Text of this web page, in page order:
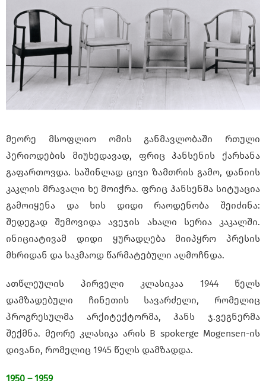
მეორე მსოფლიო ომის განმავლობაში რთული
პერიოდების მიუხედავად, ფრიც ჰანსენის ქარხანა
გაფართოვდა. საშინლად ცივი ზამთრის გამო, დანიის
კაკლის მრავალი ხე მოიჭრა. ფრიც ჰანსენმა სიტუაცია
გამოიყენა და ხის დიდი რაოდენობა შეიძინა:
შედეგად შემოვიდა ავეჯის ახალი სერია კაკალში.
ინიციატივამ დიდი ყურადღება მიიპყრო პრესის
მხრიდან და საკმაოდ წარმატებული აღმოჩნდა.
ათწლეულის პირველი კლასიკაა 1944 წელს
დამზადებული ჩინეთის სავარძელი, რომელიც
პროგრესულმა არქიტექტორმა, ჰანს ჯ.ვეგნერმა
შექმნა. მეორე კლასიკა არის B spokerge Mogensen-ის
დივანი, რომელიც 1945 წელს დამზადდა.
1950 – 1959